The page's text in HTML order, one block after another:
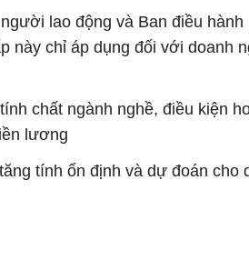
lao động và Ban điều
này chỉ áp dụng đối với doanh
chất ngành nghề, điều kiện
lương
tính ổn định và dự đoán cho